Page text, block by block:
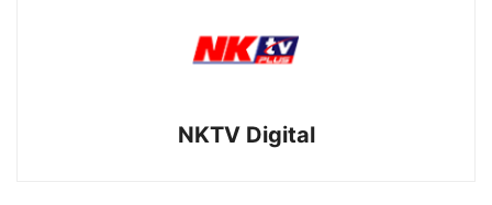
NKTV Digital